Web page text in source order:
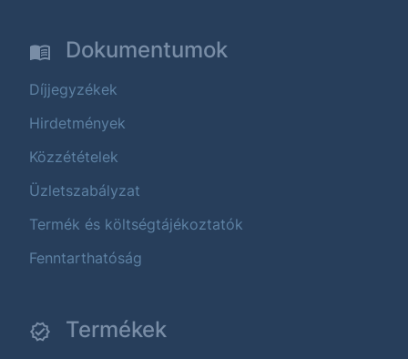
Dokumentumok
Díjjegyzékek
Hirdetmények
Közzétételek
Üzletszabályzat
Termék és költségtájékoztatók
Fenntarthatóság
Termékek